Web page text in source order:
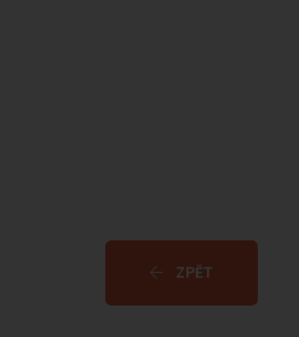
ZPĚT